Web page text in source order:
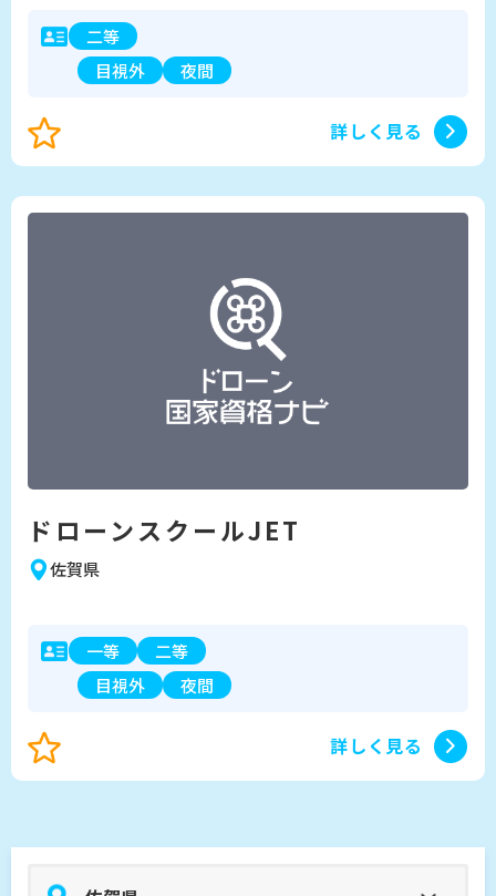
二等
目視外
夜間
詳しく見る
ドローンスクールJET
佐賀県
一等
二等
目視外
夜間
詳しく見る